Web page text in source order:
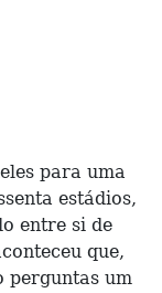
para uma
estádios,
entre si de
que,
perguntas um